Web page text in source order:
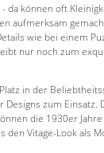
da können oft
aufmerksam
wie bei einem
nur noch zum
in der
zum Einsatz.
die 1930er
den Vitage-Look als